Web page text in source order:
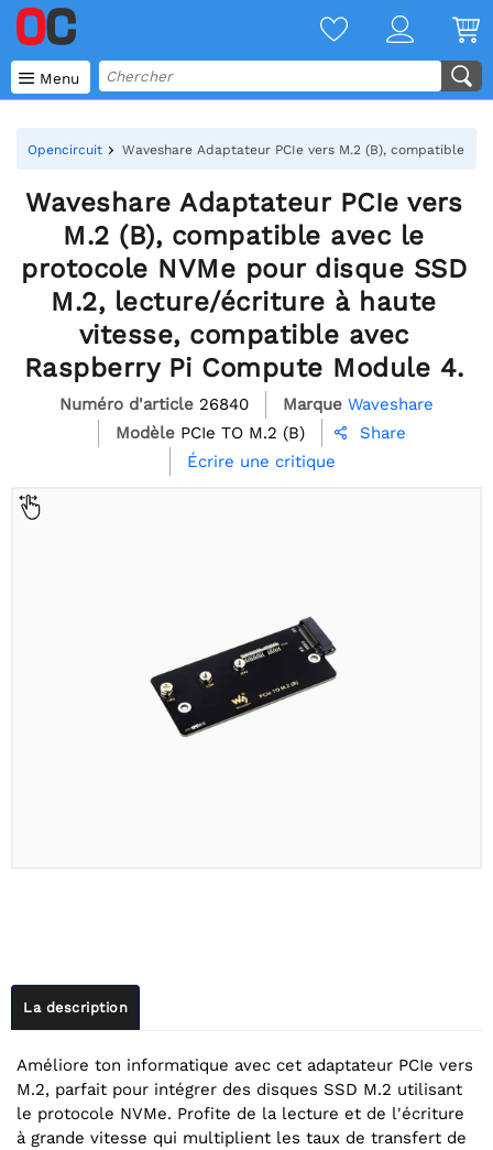
 Menu
Opencircuit Waveshare Adaptateur PCIe vers M.2 (B), compatible
Waveshare Adaptateur PCIe vers
M.2 (B), compatible avec le
protocole NVMe pour disque SSD
M.2, lecture/écriture à haute
vitesse, compatible avec
Raspberry Pi Compute Module 4.
Numéro d'article 26840 Marque Waveshare
Modèle PCIe TO M.2 (B) 
Share
Écrire une critique
La description
Améliore ton informatique avec cet adaptateur PCIe vers
M.2, parfait pour intégrer des disques SSD M.2 utilisant
le protocole NVMe. Profite de la lecture et de l'écriture
à grande vitesse qui multiplient les taux de transfert de